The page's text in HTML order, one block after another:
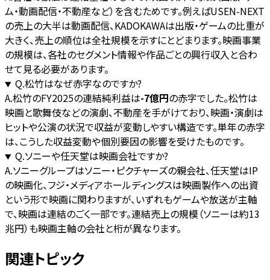
ム・動画配信・不動産など）を含むためです。例えばUSEN-NEXT
の売上の大半は動画配信、KADOKAWAは出版・ゲームの比重が
大きく、売上の順位は全社規模を示すにとどまります。映画事業
の規模は、各社のセグメント情報や作品ごとの興行収入と合わ
せて見る必要があります。
Q.松竹はなぜ赤字なのですか?
A.松竹のFY2025の連結純利益は-7億円の赤字でした。松竹は
映画と歌舞伎などの演劇、不動産を手がけており、映画・演劇は
ヒットや公演の状況で収益が変動しやすい構造です。単年の赤字
は、こうした収益変動や個別要因の影響を受けたものです。
Q.ソニーや任天堂は映画会社ですか?
A.ソニーグループはソニー・ピクチャーズの親会社、任天堂はIP
の映画化、フジ・メディアホールディングスは映画製作への出資
という形で映画に関わりますが、いずれもゲームや放送が主軸
で、映画は連結のごく一部です。連結売上の規模（ソニーは約13
兆円）も映画主軸の会社と桁が異なります。
関連トピック